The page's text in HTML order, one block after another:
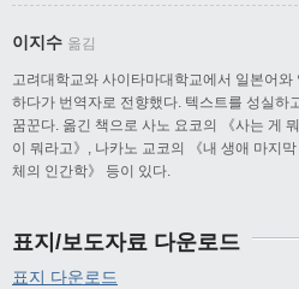
이지수 옮김
고려대학교와 사이타마대학교에서 일본어와
하다가 번역자로 전향했다. 텍스트를 성실하
꿈꾼다. 옮긴 책으로 사노 요코의 《사는 게
이 뭐라고》, 나카노 교코의 《내 생애 마지
체의 인간학》 등이 있다.
표지/보도자료 다운로드
표지 다운로드